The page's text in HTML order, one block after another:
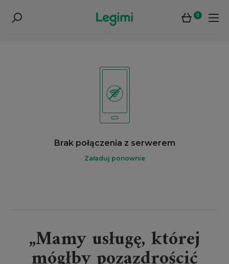
0
Brak połączenia z serwerem
Załaduj ponownie
„Mamy usługę, której